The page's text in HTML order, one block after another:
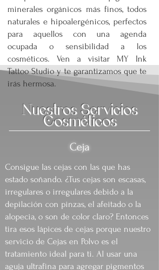
minerales orgánicos más finos, todos
naturales e hipoalergénicos, perfectos
para aquellos con una agenda
ocupada o sensibilidad a los
cosméticos. Ven a visitar MY Ink
Tattoo Studio y te garantizamos que te
irás hermosa.
Nuestros Servicios
Cosméticos
Ceja
Consigue las cejas con las que has
estado soñando. ¿Tus cejas son escasas,
irregulares o irregulares debido a la
depilación con pinzas, el afeitado o la
alopecia, o son de color claro? Entonces
tira esos lápices de cejas porque nuestro
servicio de Cejas en Polvo es el
tratamiento ideal para ti. Al usar una
aguja ultrafina para agregar pigmentos